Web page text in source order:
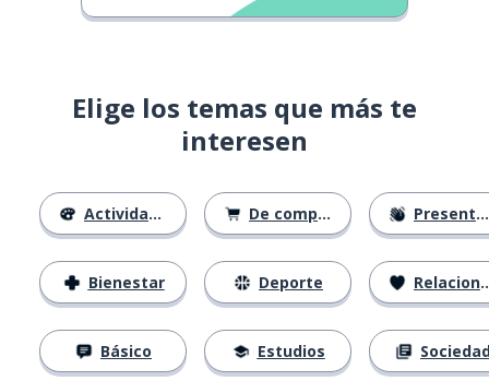
Elige los temas que más te
interesen
Actividades
Bienestar
Básico
De compras
Deporte
Estudios
Presentación
Relaciones